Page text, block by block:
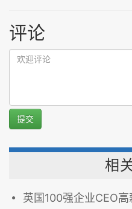
评论
提交
相
英国100强企业CEO高